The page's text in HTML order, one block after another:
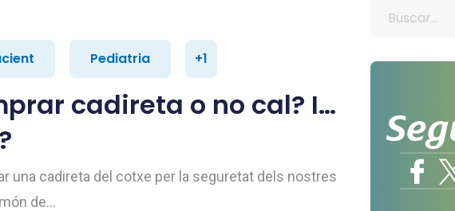
Pediatria +1
cadireta o no cal? I…
una cadireta del cotxe per la seguretat dels nostres
de...